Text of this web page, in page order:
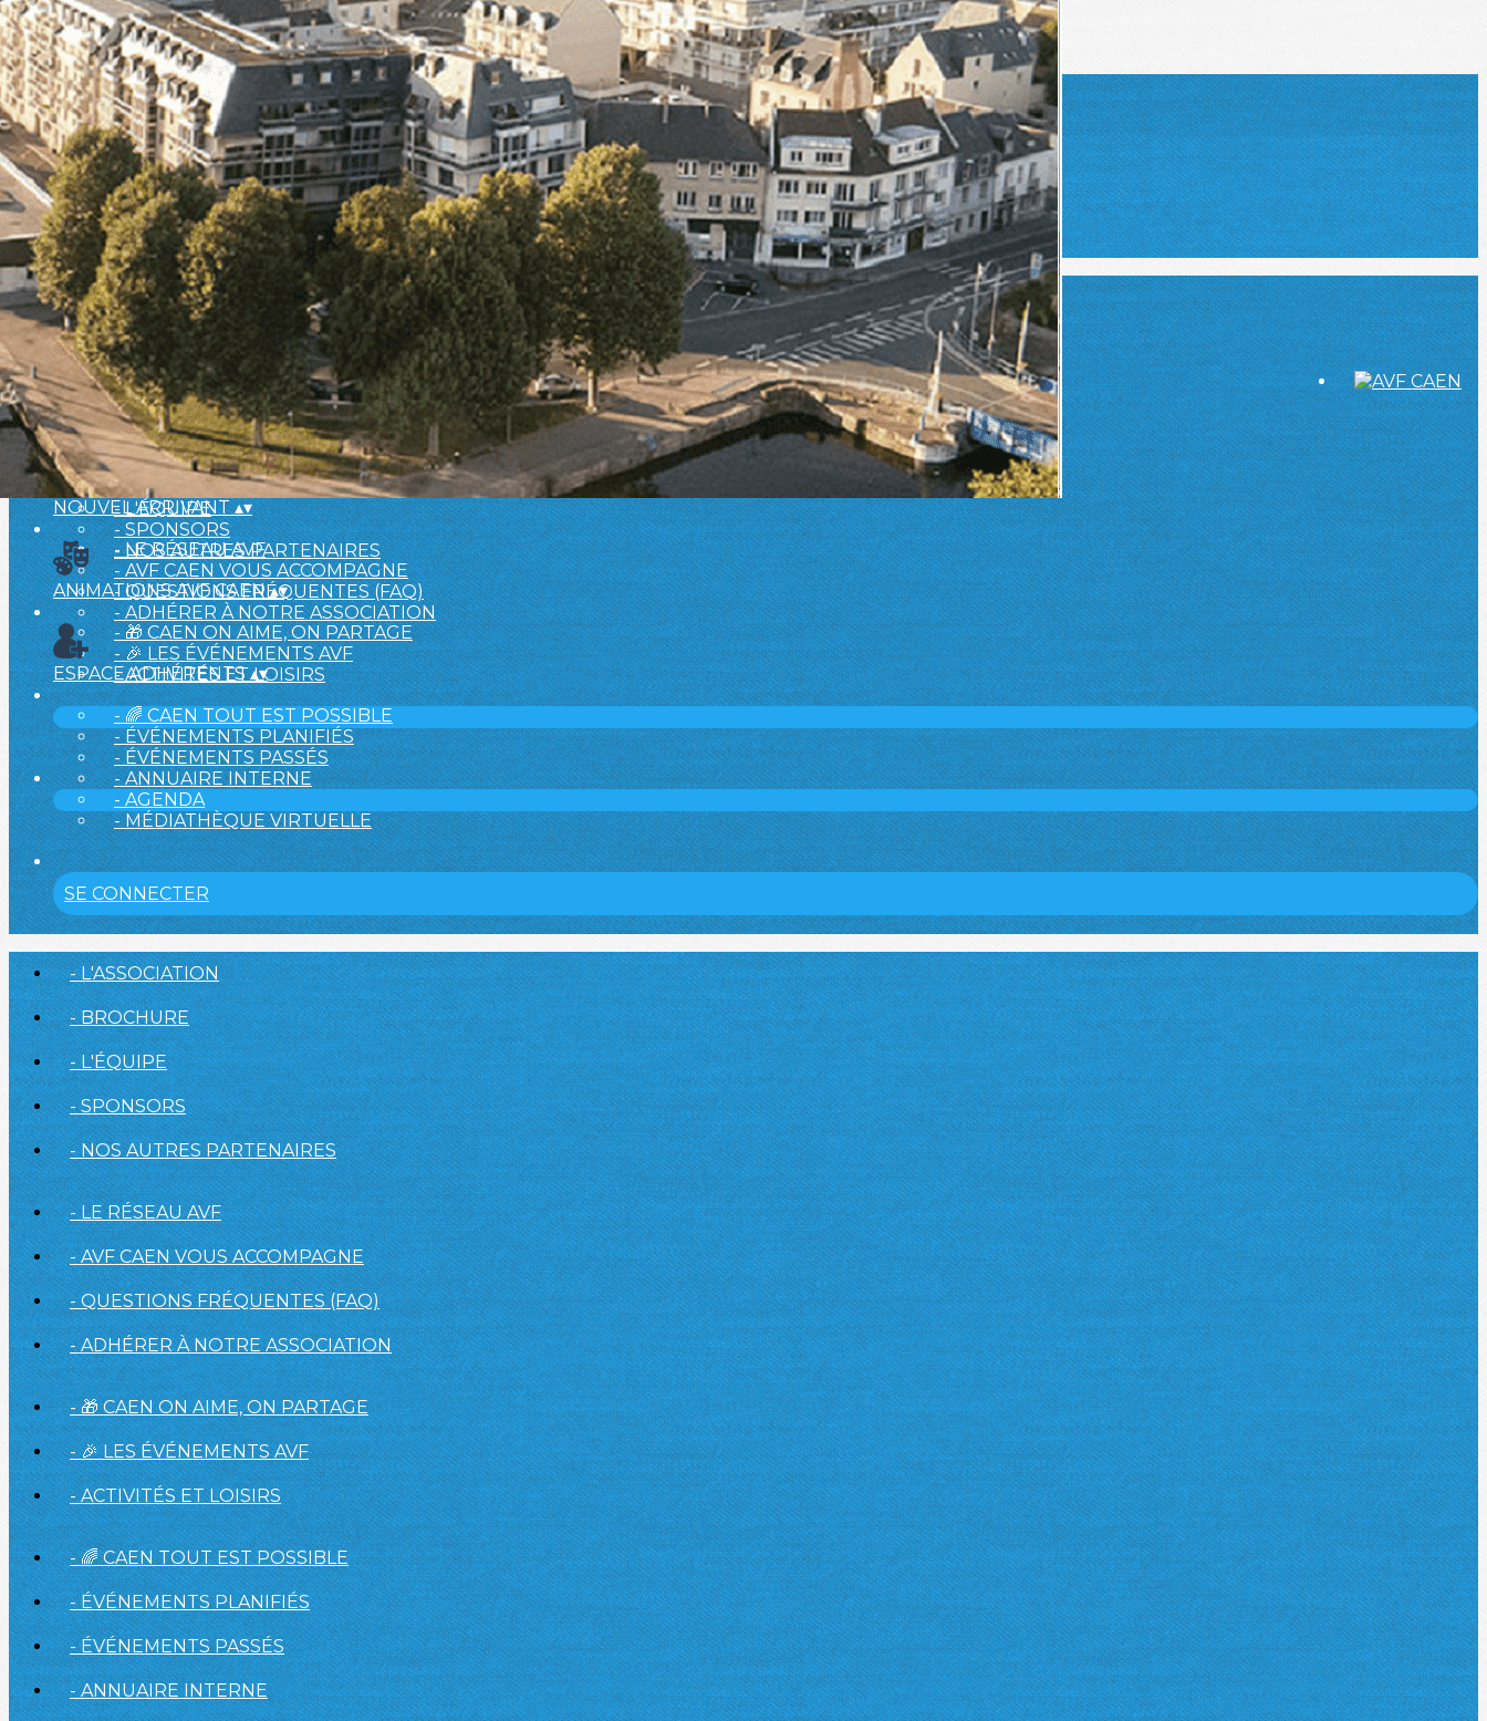
Exporter les lignes sélectionnées
Exporter toutes les colonnes
Exporter uniquement les colonnes affichées
Menu
<
>
- 🎁 Caen on aime, on partage
- 🎉 Les événements AVF
- Activités et Loisirs
Ajoutez un logo, un bouton, des réseaux sociaux
Cliquez pour éditer
L'ASSOCIATION▴▾
- L'ASSOCIATION
- BROCHURE
- L'ÉQUIPE
- SPONSORS
- NOS AUTRES PARTENAIRES
NOUVEL ARRIVANT▴▾
- LE RÉSEAU AVF
- AVF CAEN VOUS ACCOMPAGNE
- QUESTIONS FRÉQUENTES (FAQ)
- ADHÉRER À NOTRE ASSOCIATION
ANIMATIONS AVF CAEN▴▾
- 🎁 CAEN ON AIME, ON PARTAGE
- 🎉 LES ÉVÉNEMENTS AVF
- ACTIVITÉS ET LOISIRS
ESPACE ADHÉRENTS▴▾
- 🌈 CAEN TOUT EST POSSIBLE
- ÉVÉNEMENTS PLANIFIÉS
- ÉVÉNEMENTS PASSÉS
- ANNUAIRE INTERNE
- AGENDA
- MÉDIATHÈQUE VIRTUELLE
SE CONNECTER
- L'ASSOCIATION
- BROCHURE
- L'ÉQUIPE
- SPONSORS
- NOS AUTRES PARTENAIRES
- LE RÉSEAU AVF
- AVF CAEN VOUS ACCOMPAGNE
- QUESTIONS FRÉQUENTES (FAQ)
- ADHÉRER À NOTRE ASSOCIATION
- 🎁 CAEN ON AIME, ON PARTAGE
- 🎉 LES ÉVÉNEMENTS AVF
- ACTIVITÉS ET LOISIRS
- 🌈 CAEN TOUT EST POSSIBLE
- ÉVÉNEMENTS PLANIFIÉS
- ÉVÉNEMENTS PASSÉS
- ANNUAIRE INTERNE